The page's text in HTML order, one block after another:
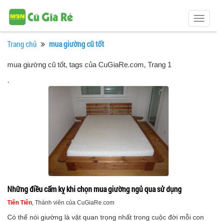
Trang chủ mua giường cũ tốt
mua giường cũ tốt, tags của CuGiaRe.com, Trang 1
.
Những điều cấm kỵ khi chọn mua giường ngủ qua sử dụng
Tiên Tiên, Thành viên của CuGiaRe.com
Có thể nói giường là vật quan trọng nhất trong cuộc đời mỗi con